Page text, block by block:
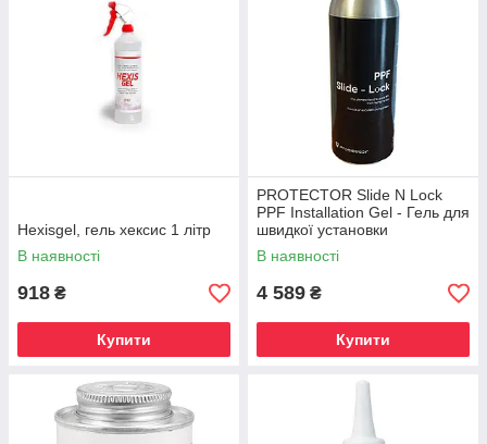
Hexisgel, гель хексис 1 літр
В наявності
918 ₴
Купити
PROTECTOR Slide N Lock
PPF Installation Gel - Гель для
швидкої установки
антигравійної плівки 500 ml
В наявності
4 589 ₴
Купити